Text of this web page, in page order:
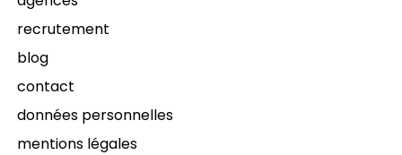
recrutement
blog
contact
données personnelles
mentions légales